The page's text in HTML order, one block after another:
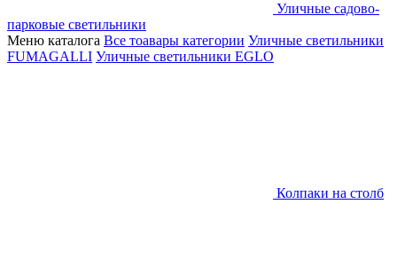
Уличные садово-
парковые светильники
Меню каталога Все тоавары категории Уличные светильники
FUMAGALLI Уличные светильники EGLO
Колпаки на столб